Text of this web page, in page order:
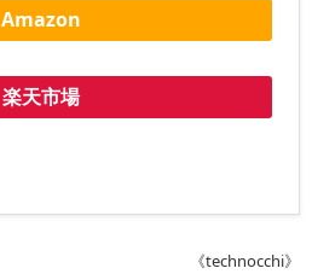
Amazon
楽天市場
《technocchi》